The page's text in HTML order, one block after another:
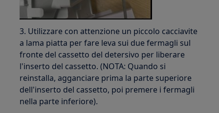
3. Utilizzare con attenzione un piccolo cacciavite
a lama piatta per fare leva sui due fermagli sul
fronte del cassetto del detersivo per liberare
l'inserto del cassetto. (NOTA: Quando si
reinstalla, agganciare prima la parte superiore
dell'inserto del cassetto, poi premere i fermagli
nella parte inferiore).